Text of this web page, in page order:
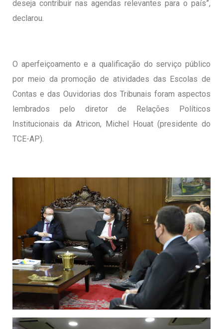
deseja contribuir nas agendas relevantes para o país”,
declarou.
O aperfeiçoamento e a qualificação do serviço público
por meio da promoção de atividades das Escolas de
Contas e das Ouvidorias dos Tribunais foram aspectos
lembrados pelo diretor de Relações Políticos
Institucionais da Atricon, Michel Houat (presidente do
TCE-AP).